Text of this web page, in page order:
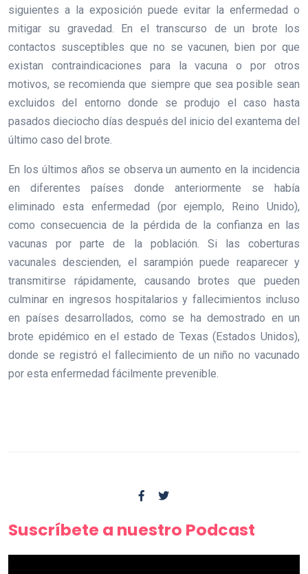
siguientes a la exposición puede evitar la enfermedad o
mitigar su gravedad. En el transcurso de un brote los
contactos susceptibles que no se vacunen, bien por que
existan contraindicaciones para la vacuna o por otros
motivos, se recomienda que siempre que sea posible sean
excluidos del entorno donde se produjo el caso hasta
pasados dieciocho días después del inicio del exantema del
último caso del brote.
En los últimos años se observa un aumento en la incidencia
en diferentes países donde anteriormente se había
eliminado esta enfermedad (por ejemplo, Reino Unido),
como consecuencia de la pérdida de la confianza en las
vacunas por parte de la población. Si las coberturas
vacunales descienden, el sarampión puede reaparecer y
transmitirse rápidamente, causando brotes que pueden
culminar en ingresos hospitalarios y fallecimientos incluso
en países desarrollados, como se ha demostrado en un
brote epidémico en el estado de Texas (Estados Unidos),
donde se registró el fallecimiento de un niño no vacunado
por esta enfermedad fácilmente prevenible.
Suscríbete a nuestro Podcast